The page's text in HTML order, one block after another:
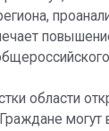
области
могут